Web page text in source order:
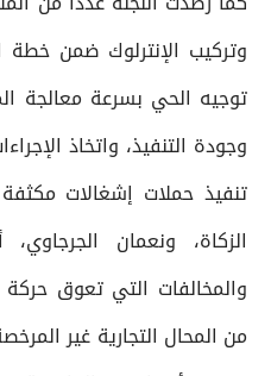
توجيه الحي بسرعة معالجة
وجودة التنفيذ، واتخاذ
تنفيذ حملات إشغالات
الزكاة، ونعمان
والمخالفات التي تعوق
من المحال التجارية غير